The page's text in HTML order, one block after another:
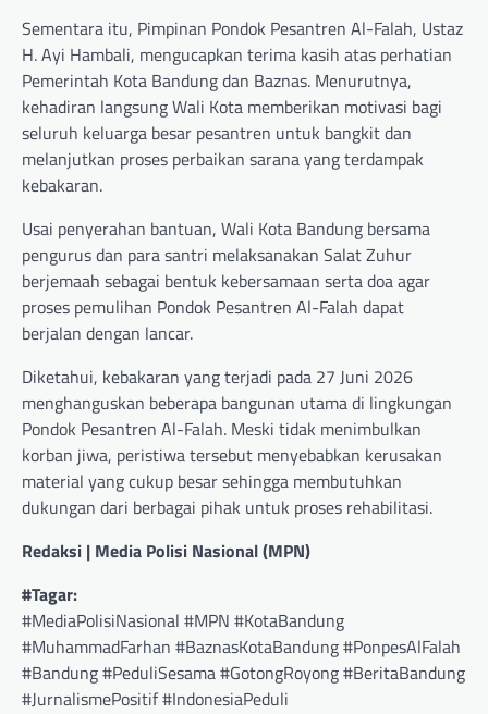
Sementara itu, Pimpinan Pondok Pesantren Al-Falah, Ustaz
H. Ayi Hambali, mengucapkan terima kasih atas perhatian
Pemerintah Kota Bandung dan Baznas. Menurutnya,
kehadiran langsung Wali Kota memberikan motivasi bagi
seluruh keluarga besar pesantren untuk bangkit dan
melanjutkan proses perbaikan sarana yang terdampak
kebakaran.
Usai penyerahan bantuan, Wali Kota Bandung bersama
pengurus dan para santri melaksanakan Salat Zuhur
berjemaah sebagai bentuk kebersamaan serta doa agar
proses pemulihan Pondok Pesantren Al-Falah dapat
berjalan dengan lancar.
Diketahui, kebakaran yang terjadi pada 27 Juni 2026
menghanguskan beberapa bangunan utama di lingkungan
Pondok Pesantren Al-Falah. Meski tidak menimbulkan
korban jiwa, peristiwa tersebut menyebabkan kerusakan
material yang cukup besar sehingga membutuhkan
dukungan dari berbagai pihak untuk proses rehabilitasi.
Redaksi | Media Polisi Nasional (MPN)
#Tagar:
#MediaPolisiNasional #MPN #KotaBandung
#MuhammadFarhan #BaznasKotaBandung #PonpesAlFalah
#Bandung #PeduliSesama #GotongRoyong #BeritaBandung
#JurnalismePositif #IndonesiaPeduli